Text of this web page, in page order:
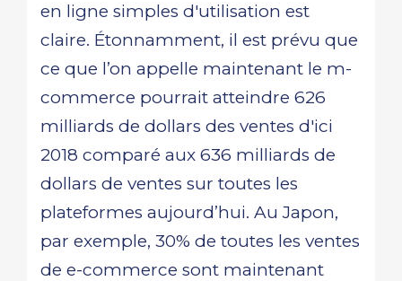
en ligne simples d'utilisation est
claire. Étonnamment, il est prévu que
ce que l’on appelle maintenant le m-
commerce pourrait atteindre 626
milliards de dollars des ventes d'ici
2018 comparé aux 636 milliards de
dollars de ventes sur toutes les
plateformes aujourd’hui. Au Japon,
par exemple, 30% de toutes les ventes
de e-commerce sont maintenant